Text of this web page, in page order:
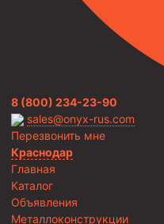
8 (800) 234-23-90
sales@onyx-rus.com
Перезвонить мне
Краснодар
Главная
Каталог
Объявления
Металлоконструкции